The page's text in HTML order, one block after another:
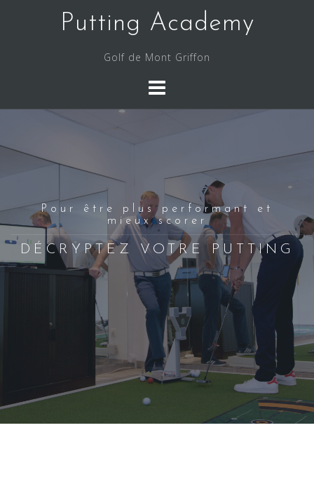
Putting Academy
Golf de Mont Griffon
Pour être plus performant et
mieux scorer
DÉCRYPTEZ VOTRE PUTTING